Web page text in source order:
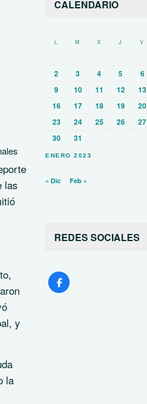
las
y
la
CALENDARIO
ENERO 2023
L M X J V
2
3 4 5 6
9
10 11 12 13
16
17 18 19 20
23
24 25 26 27
30
31
« Dic Feb »
REDES SOCIALES